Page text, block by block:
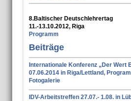
8.Baltischer Deutschlehrertag
11.-13.10.2012, Riga
Programm
Beiträge
Internationale Konferenz „Der Wert
07.06.2014 in Riga/Lettland,
Fotogalerie
IDV-Arbeitstreffen 27.07.- 1.08. in